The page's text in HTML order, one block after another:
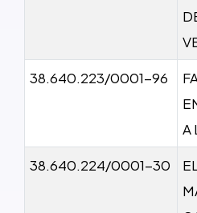
38.640.223/0001-96
A
38.640.224/0001-30